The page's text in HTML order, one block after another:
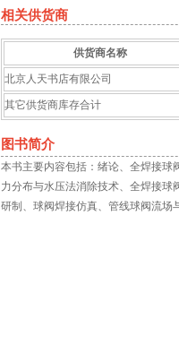
相关供货商
供货商名称
北京人天书店有限公司
其它供货商库存合计
图书简介
本书主要内容包括：绪论、全焊接球
力分布与水压法消除技术、全焊接
研制、球阀焊接仿真、管线球阀流场